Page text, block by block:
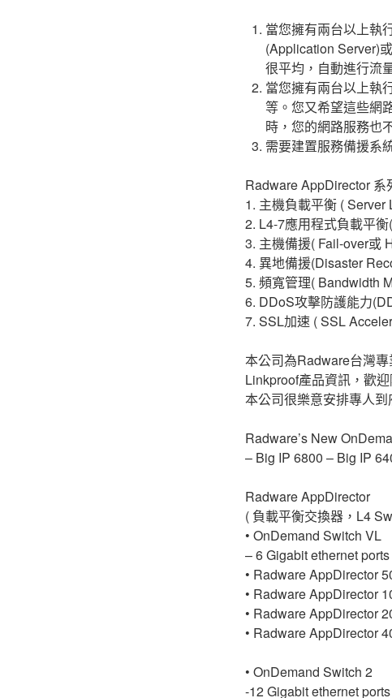
當您擁有兩台以上執
(Application Server)
很平均，自動進行流
當您擁有兩台以上執
等。您又希望這些網
時，您的網路服務也
需要建置服務備援系
Radware AppDirector 系
1. 主機負載平衡 ( Server
2. L4-7應用程式負載平
3. 主機備援( Fail-over或
4. 異地備援(Disaster
5. 頻寬管理( Bandwidth
6. DDoS攻擊防護能力
7. SSL加速 ( SSL
本公司為Radware台灣
Linkproof產品資訊，歡
本公司很樂意安排專人
Radware’s New
– Big IP 6800 – Big IP
Radware AppDirector
( 負載平衡交換器，L4
• OnDemand Switch VL
– 6 Gigabit ethernet
• Radware AppDirector
• Radware AppDirector
• Radware AppDirector
• Radware AppDirector
• OnDemand Switch 2
-12 Gigabit ethernet